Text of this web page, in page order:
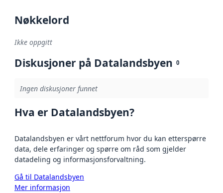
Nøkkelord
Ikke oppgitt
Diskusjoner på Datalandsbyen 0
Ingen diskusjoner funnet
Hva er Datalandsbyen?
Datalandsbyen er vårt nettforum hvor du kan etterspørre
data, dele erfaringer og spørre om råd som gjelder
datadeling og informasjonsforvaltning.
Gå til Datalandsbyen
Mer informasjon